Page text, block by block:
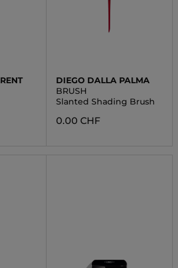
DIEGO DALLA PALMA
BRUSH
Slanted Shading Brush
0.00 CHF